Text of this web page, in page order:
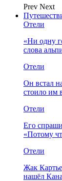
Prev Next
Отели
«Ни одну
слова
Отели
Он встал
стоило им
Отели
Его
«Потому
Отели
Жак
нашёл